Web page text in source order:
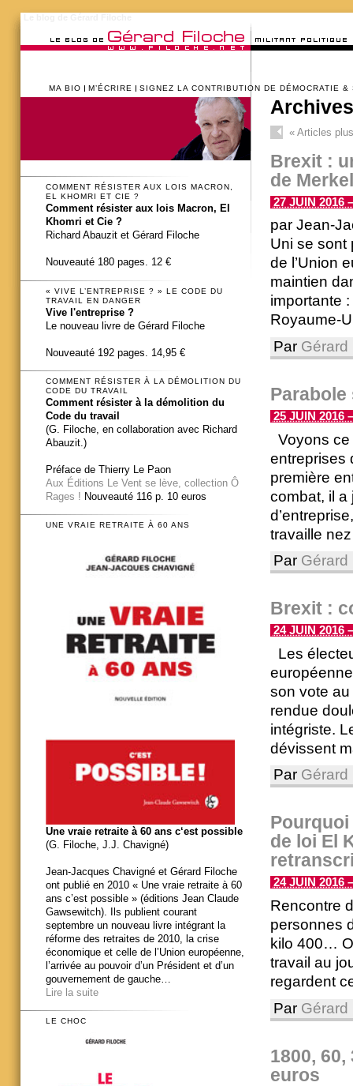
MA BIO M’ÉCRIRE SIGNEZ LA CONTRIBUTION DE DÉMOCRATIE &
«Articles
Brexit :
de
27 JUIN 2016
par Jean-
Uni se sont
de l’Union
maintien
importante
Royaume-
Par Gérard
25 JUIN 2016
Voyons ce
entreprises
première
combat, il a
travaille
Par Gérard
Brexit :
24 JUIN 2016
Les
son vote
rendue
intégriste.
dévissent
Par Gérard
de loi El
24 JUIN 2016
Rencontre
personnes
kilo 400…
travail au
regardent
Par Gérard
1800,
euros
COMMENT RÉSISTER AUX LOIS MACRON,
EL KHOMRI ET CIE ?
Comment résister aux lois Macron, El
Khomri et Cie ?
Richard Abauzit et Gérard Filoche
Nouveauté 180 pages. 12 €
« VIVE L’ENTREPRISE ? » LE CODE DU
TRAVAIL EN DANGER
Vive l'entreprise ?
Le nouveau livre de Gérard Filoche
Nouveauté 192 pages. 14,95 €
COMMENT RÉSISTER À LA DÉMOLITION DU
CODE DU TRAVAIL
Comment résister à la démolition du
Code du travail
(G. Filoche, en collaboration avec Richard
Abauzit.)
Préface de Thierry Le Paon
Aux Éditions Le Vent se lève, collection Ô
Rages ! Nouveauté 116 p. 10 euros
UNE VRAIE RETRAITE À 60 ANS
Une vraie retraite à 60 ans c‘est possible
(G. Filoche, J.J. Chavigné)
Jean-Jacques Chavigné et Gérard Filoche
ont publié en 2010 « Une vraie retraite à 60
ans c’est possible » (éditions Jean Claude
Gawsewitch). Ils publient courant
septembre un nouveau livre intégrant la
réforme des retraites de 2010, la crise
économique et celle de l’Union européenne,
l’arrivée au pouvoir d’un Président et d’un
gouvernement de gauche…
Lire la suite
LE CHOC